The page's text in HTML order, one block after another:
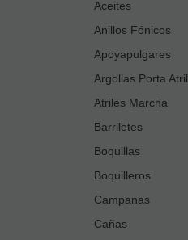
Aceites
Anillos Fónicos
Apoyapulgares
Argollas Porta Atril
Atriles Marcha
Barriletes
Boquillas
Boquilleros
Campanas
Cañas